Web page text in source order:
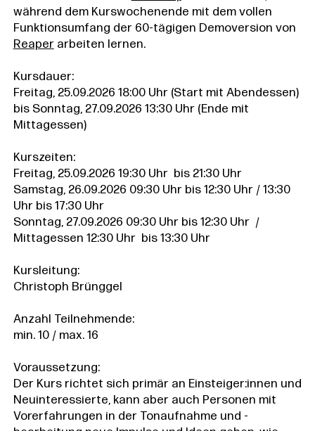
während dem Kurswochenende mit dem vollen
Funktionsumfang der 60-tägigen Demoversion von
Reaperarbeiten lernen.
Kursdauer:
Freitag, 25.09.2026 18:00 Uhr (Start mit Abendessen)
bis Sonntag, 27.09.2026 13:30 Uhr (Ende mit
Mittagessen)
Kurszeiten:
Freitag, 25.09.2026 19:30 Uhr bis 21:30 Uhr
Samstag, 26.09.2026 09:30 Uhr bis 12:30 Uhr / 13:30
Uhr bis 17:30 Uhr
Sonntag, 27.09.2026 09:30 Uhr bis 12:30 Uhr /
Mittagessen 12:30 Uhr bis 13:30 Uhr
Kursleitung:
Christoph Brünggel
Anzahl Teilnehmende:
min. 10 / max. 16
Voraussetzung:
Der Kurs richtet sich primär an Einsteiger:innen und
Neuinteressierte, kann aber auch Personen mit
Vorerfahrungen in der Tonaufnahme und -